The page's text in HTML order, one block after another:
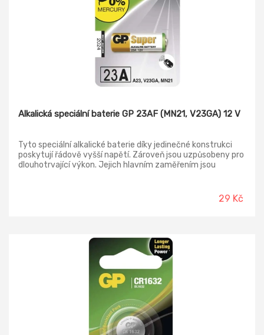
Alkalická speciální baterie GP 23AF (MN21, V23GA) 12 V
Tyto speciální alkalické baterie díky jedinečné konstrukci
poskytují řádově vyšší napětí. Zároveň jsou uzpůsobeny pro
dlouhotrvající výkon. Jejich hlavním zaměřením jsou
29 Kč